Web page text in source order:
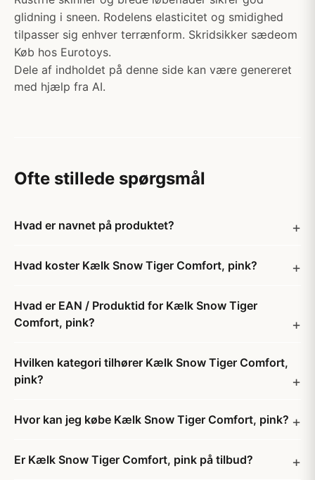
glidning i sneen. Rodelens elasticitet og smidighed
tilpasser sig enhver terrænform. Skridsikker sædeom
Køb hos Eurotoys.
Dele af indholdet på denne side kan være genereret
med hjælp fra AI.
Ofte stillede spørgsmål
Hvad er navnet på produktet?
Hvad koster Kælk Snow Tiger Comfort, pink?
Hvad er EAN / Produktid for Kælk Snow Tiger
Comfort, pink?
Hvilken kategori tilhører Kælk Snow Tiger Comfort,
pink?
Hvor kan jeg købe Kælk Snow Tiger Comfort, pink?
Er Kælk Snow Tiger Comfort, pink på tilbud?